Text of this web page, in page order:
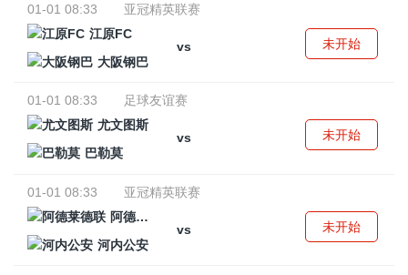
01-01 08:33
亚冠精英联赛
江原FC
vs
大阪钢巴
未开始
01-01 08:33
足球友谊赛
尤文图斯
vs
巴勒莫
未开始
01-01 08:33
亚冠精英联赛
阿德莱德联
vs
河内公安
未开始